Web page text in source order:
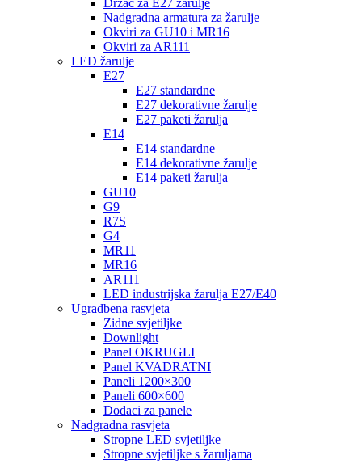
Držač za E27 žarulje
Nadgradna armatura za žarulje
Okviri za GU10 i MR16
Okviri za AR111
LED žarulje
E27
E27 standardne
E27 dekorativne žarulje
E27 paketi žarulja
E14
E14 standardne
E14 dekorativne žarulje
E14 paketi žarulja
GU10
G9
R7S
G4
MR11
MR16
AR111
LED industrijska žarulja E27/E40
Ugradbena rasvjeta
Zidne svjetiljke
Downlight
Panel OKRUGLI
Panel KVADRATNI
Paneli 1200×300
Paneli 600×600
Dodaci za panele
Nadgradna rasvjeta
Stropne LED svjetiljke
Stropne svjetiljke s žaruljama